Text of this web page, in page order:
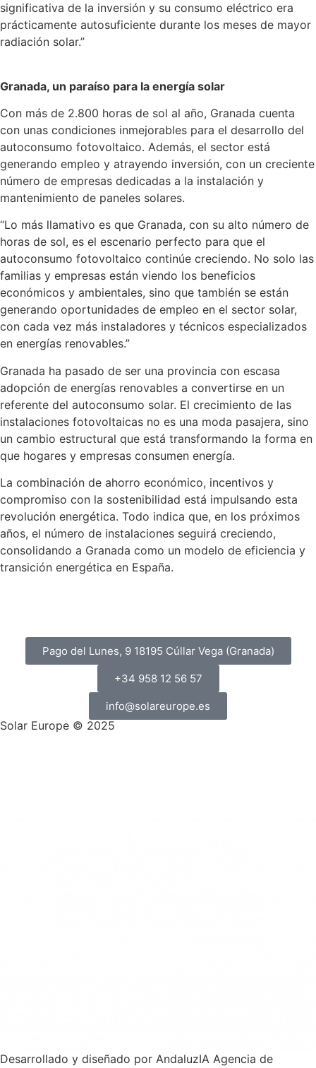
significativa de la inversión y su consumo eléctrico era
prácticamente autosuficiente durante los meses de mayor
radiación solar.”
Granada, un paraíso para la energía solar
Con más de 2.800 horas de sol al año, Granada cuenta
con unas condiciones inmejorables para el desarrollo del
autoconsumo fotovoltaico. Además, el sector está
generando empleo y atrayendo inversión, con un creciente
número de empresas dedicadas a la instalación y
mantenimiento de paneles solares.
“Lo más llamativo es que Granada, con su alto número de
horas de sol, es el escenario perfecto para que el
autoconsumo fotovoltaico continúe creciendo. No solo las
familias y empresas están viendo los beneficios
económicos y ambientales, sino que también se están
generando oportunidades de empleo en el sector solar,
con cada vez más instaladores y técnicos especializados
en energías renovables.”
Granada ha pasado de ser una provincia con escasa
adopción de energías renovables a convertirse en un
referente del autoconsumo solar. El crecimiento de las
instalaciones fotovoltaicas no es una moda pasajera, sino
un cambio estructural que está transformando la forma en
que hogares y empresas consumen energía.
La combinación de ahorro económico, incentivos y
compromiso con la sostenibilidad está impulsando esta
revolución energética. Todo indica que, en los próximos
años, el número de instalaciones seguirá creciendo,
consolidando a Granada como un modelo de eficiencia y
transición energética en España.
Pago del Lunes, 9 18195 Cúllar Vega (Granada)
+34 958 12 56 57
info@solareurope.es
Solar Europe © 2025
Desarrollado y diseñado por AndaluzIA Agencia de